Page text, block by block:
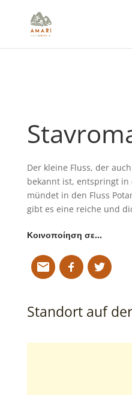
Der kleine Fluss, der
bekannt ist, entspringt in
mündet in den Fluss
gibt es eine reiche und
Κοινοποίηση σε…
Standort auf